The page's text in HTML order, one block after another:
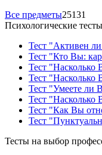
Все предметы25131
Психологические тесты
Тест "Активен
Тест "Кто Вы:
Тест
Тест "Насколько
Тест "Умеете ли
Тест "Насколько
Тест "Как Вы
Тест
Тесты на выбор